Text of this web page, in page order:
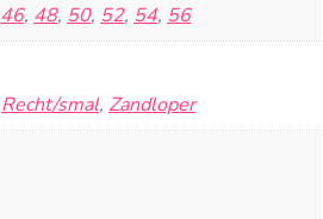
46, 48, 50, 52, 54, 56
Recht/smal, Zandloper